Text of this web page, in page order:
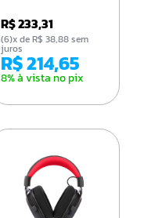
(PT-BROWN)
R$ 233,31
R$ 214,65
8% à vista no pix
(6)x de R$ 38,88 sem
juros